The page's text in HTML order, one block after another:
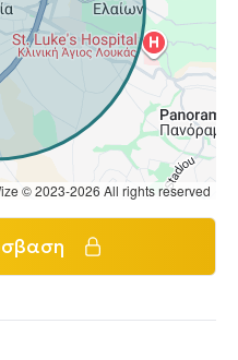
© 2023-2026 All rights reserved